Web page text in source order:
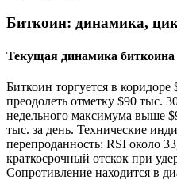
Биткоин: динамика,
Текущая динамика биткоина
Биткоин торгуется в
преодолеть отметку $90 тыс.
недельного максимума выше
тыс. за день. Технические
перепроданность: RSI около
краткосрочный отскок при
Сопротивление находится в